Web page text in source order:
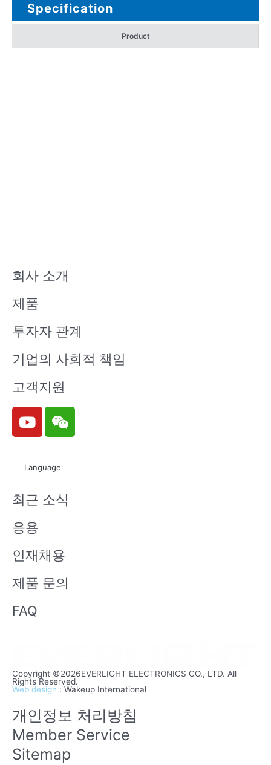
Specification
Product
회사 소개
제품
투자자 관계
기업의 사회적 책임
고객지원
Y
o
u
e
W
e
i
n
Language
최근 소식
응용
인재채용
제품 문의
FAQ
Copyright ©2026EVERLIGHT ELECTRONICS CO., LTD. All
Rights Reserved.
Web design : Wakeup International
개인정보 처리방침
Member Service
Sitemap